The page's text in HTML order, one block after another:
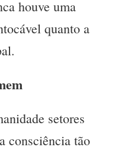
houve uma
quanto a
setores
consciência tão